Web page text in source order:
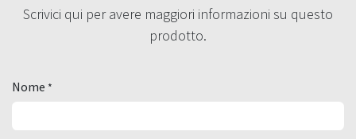
Scrivici qui per avere maggiori informazioni su questo
prodotto.
Nome *